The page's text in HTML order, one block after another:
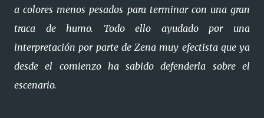
a colores menos pesados para terminar con una gran
traca de humo. Todo ello ayudado por una
interpretación por parte de Zena muy efectista que ya
desde el comienzo ha sabido defenderla sobre el
escenario.